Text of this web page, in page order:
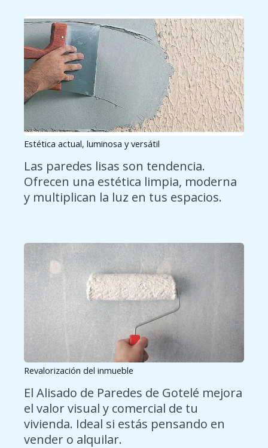
Estética actual, luminosa y versátil
Las paredes lisas son tendencia.
Ofrecen una estética limpia, moderna
y multiplican la luz en tus espacios.
Revalorización del inmueble
El Alisado de Paredes de Gotelé mejora
el valor visual y comercial de tu
vivienda. Ideal si estás pensando en
vender o alquilar.